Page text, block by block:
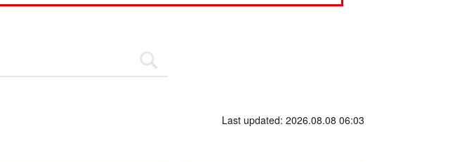
Last updated: 2026.08.08 06:03